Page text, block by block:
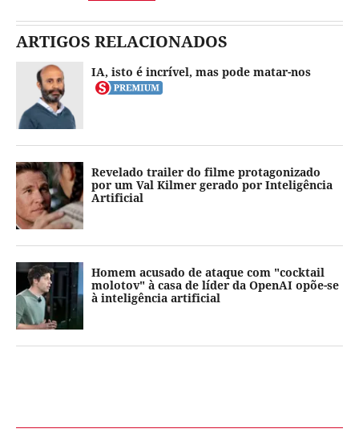
ARTIGOS RELACIONADOS
IA, isto é incrível, mas pode matar-nos
Revelado trailer do filme protagonizado
por um Val Kilmer gerado por Inteligência
Artificial
Homem acusado de ataque com "cocktail
molotov" à casa de líder da OpenAI opõe-se
à inteligência artificial